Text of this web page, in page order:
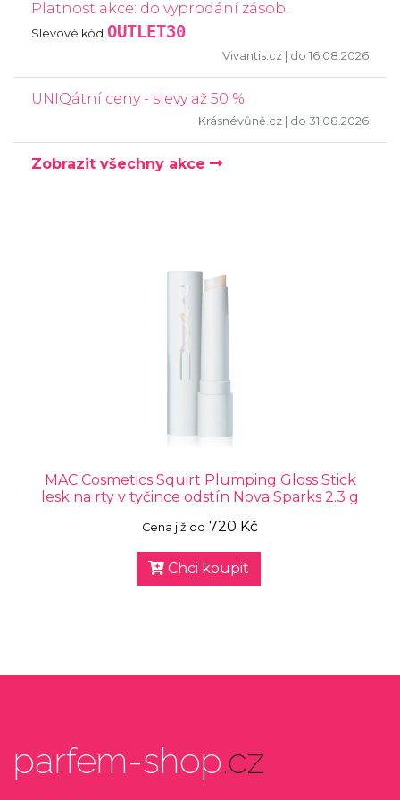
Platnost akce: do vyprodání zásob.
Slevové kód OUTLET30
Vivantis.cz | do 16.08.2026
UNIQátní ceny - slevy až 50 %
Krásnévůně.cz | do 31.08.2026
Zobrazit všechny akce
MAC Cosmetics Squirt Plumping Gloss Stick
lesk na rty v tyčince odstín Nova Sparks 2.3 g
Cena již od 720 Kč
Chci koupit
parfem-shop.cz